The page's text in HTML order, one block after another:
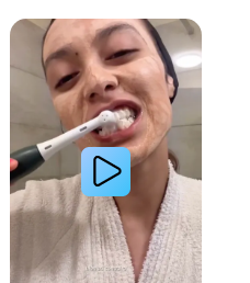
Lire la vidéo : Une jeune femme partage sa
avec le système de brosse à dents